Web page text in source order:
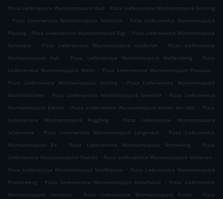
Pizza Lieferservice Wurmannsquick Haid . Pizza Lieferservice Wurmannsquick Grinzing
. Pizza Lieferservice Wurmannsquick Hinterloh . Pizza Lieferservice Wurmannsquick
Pucking . Pizza Lieferservice Wurmannsquick Rigl . Pizza Lieferservice Wurmannsquick
Kalteneck
. Pizza Lieferservice Wurmannsquick Vorderloh .
Pizza Lieferservice
Wurmannsquick Hub
. Pizza Lieferservice Wurmannsquick Wolfersberg .
Pizza
Lieferservice Wurmannsquick Meiln
. Pizza Lieferservice Wurmannsquick Ponzaun
.
Pizza Lieferservice Wurmannsquick Grafing
.
Pizza Lieferservice Wurmannsquick
Martinskirchen
. Pizza Lieferservice Wurmannsquick Greinhof . Pizza Lieferservice
Wurmannsquick Edstall
. Pizza Lieferservice Wurmannsquick Karrer am Holz . Pizza
Lieferservice Wurmannsquick Rogglfing
.
Pizza Lieferservice Wurmannsquick
Scherrwies
. Pizza Lieferservice Wurmannsquick Langeneck .
Pizza Lieferservice
Wurmannsquick Ed
. Pizza Lieferservice Wurmannsquick Schmelling .
Pizza
Lieferservice Wurmannsquick Oberöd . Pizza Lieferservice Wurmannsquick Vorleiten .
Pizza Lieferservice Wurmannsquick Straßhäuser . Pizza Lieferservice Wurmannsquick
Frotzenberg
. Pizza Lieferservice Wurmannsquick Kreuzhäusl . Pizza Lieferservice
Wurmannsquick Hennthal
. Pizza Lieferservice Wurmannsquick Einöd .
Pizza